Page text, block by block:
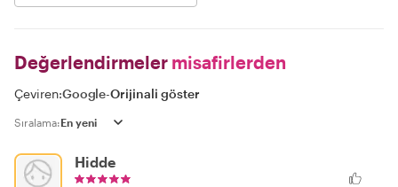
Değerlendirmeler misafirlerden
Çeviren:Google-Orijinali göster
Sıralama:
Hidde